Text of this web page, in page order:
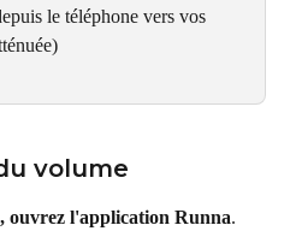
le téléphone vers vos
volume
ouvrez l'application Runna.